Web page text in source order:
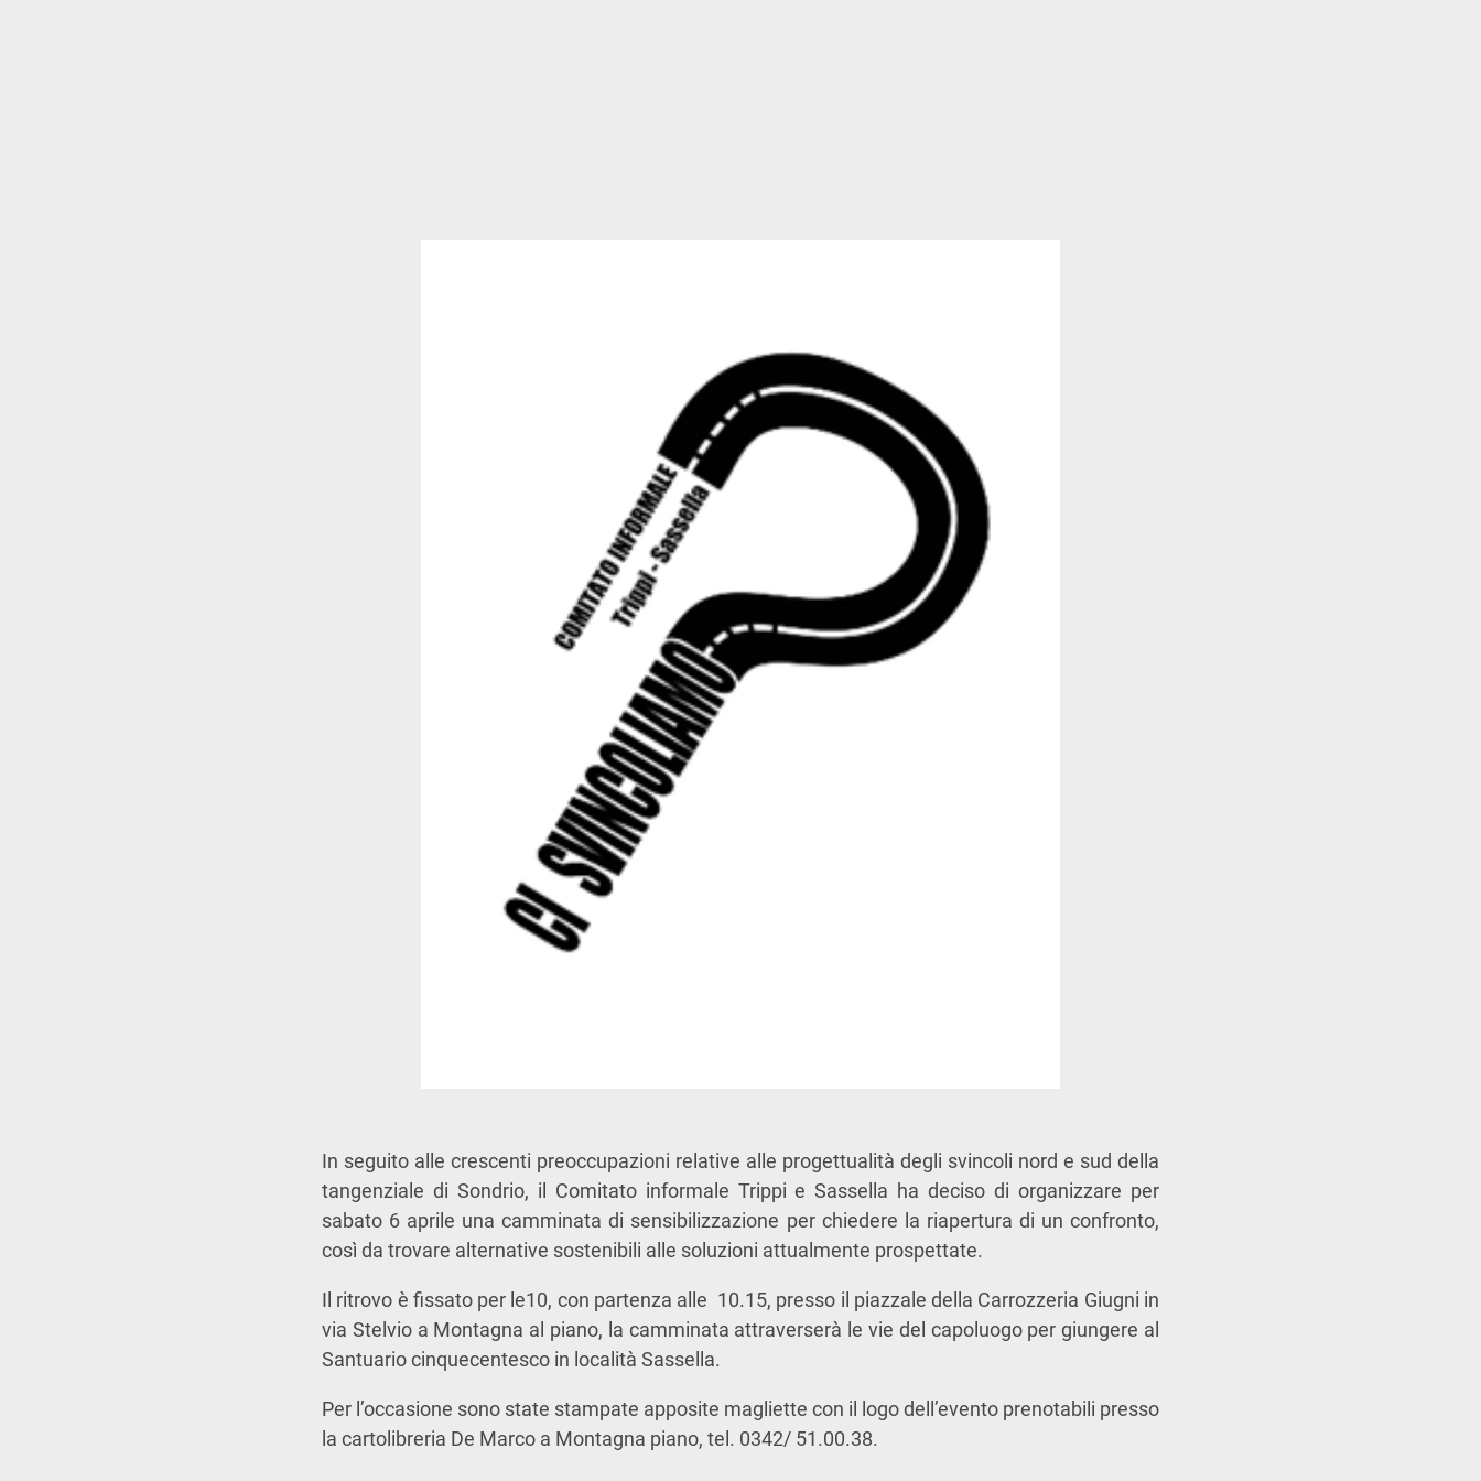
In seguito alle crescenti preoccupazioni relative alle progettualità degli svincoli nord e sud della
tangenziale di Sondrio, il Comitato informale Trippi e Sassella ha deciso di organizzare per
sabato 6 aprile una camminata di sensibilizzazione per chiedere la riapertura di un confronto,
così da trovare alternative sostenibili alle soluzioni attualmente prospettate.
Il ritrovo è fissato per le10, con partenza alle 10.15, presso il piazzale della Carrozzeria Giugni in
via Stelvio a Montagna al piano, la camminata attraverserà le vie del capoluogo per giungere al
Santuario cinquecentesco in località Sassella.
Per l’occasione sono state stampate apposite magliette con il logo dell’evento prenotabili presso
la cartolibreria De Marco a Montagna piano, tel. 0342/ 51.00.38.